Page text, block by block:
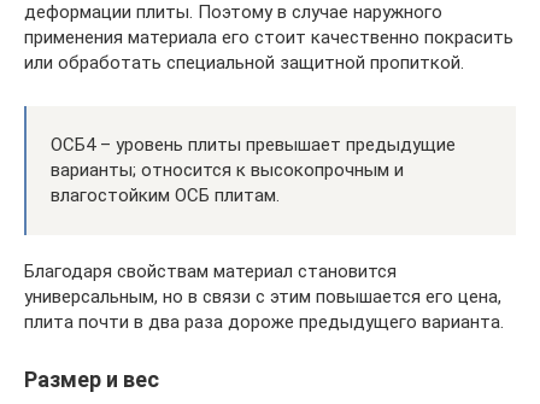
деформации плиты. Поэтому в случае наружного
применения материала его стоит качественно покрасить
или обработать специальной защитной пропиткой.
ОСБ4 – уровень плиты превышает предыдущие
варианты; относится к высокопрочным и
влагостойким ОСБ плитам.
Благодаря свойствам материал становится
универсальным, но в связи с этим повышается его цена,
плита почти в два раза дороже предыдущего варианта.
Размер и вес